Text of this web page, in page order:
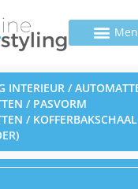
INTERIEUR /
/ PASVORM
/